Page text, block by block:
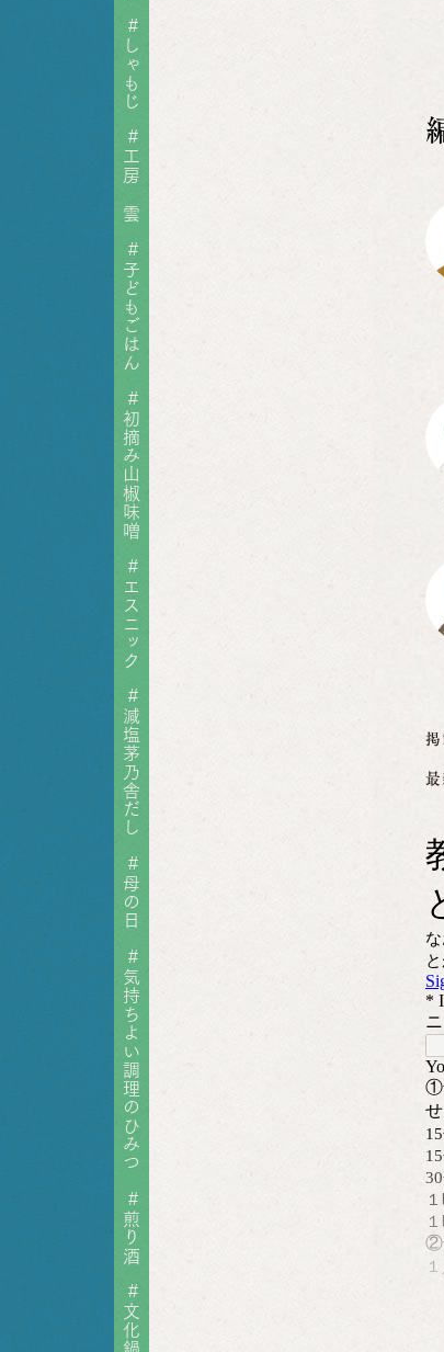
掲
最
#
しゃもじ
#
工房 雲
#
子どもごはん
#
初摘み山椒味噌
#
エスニック
#
減塩茅乃舎だし
#
母の日
#
気持ちよい調理のひみつ
#
煎り酒
#
文化鍋